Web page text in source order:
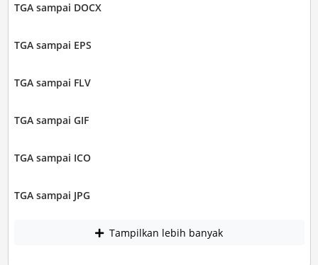
TGA sampai DOCX
TGA sampai EPS
TGA sampai FLV
TGA sampai GIF
TGA sampai ICO
TGA sampai JPG
Tampilkan lebih banyak